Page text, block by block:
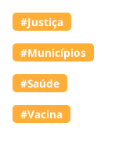
#Justiça
#Municípios
#Saúde
#Vacina